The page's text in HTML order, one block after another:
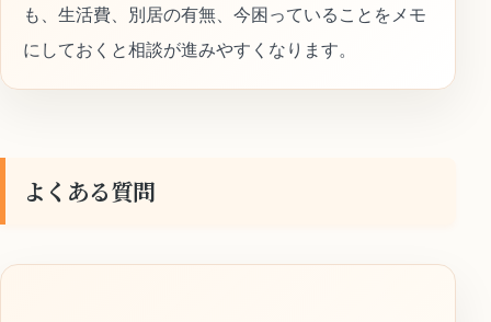
も、生活費、別居の有無、今困っていることをメモ
にしておくと相談が進みやすくなります。
よくある質問